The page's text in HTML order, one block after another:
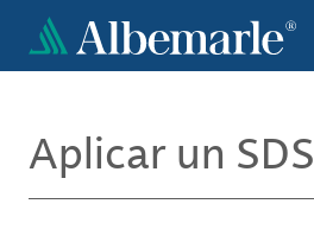
Pasar
contenido
Aplicar un SDS